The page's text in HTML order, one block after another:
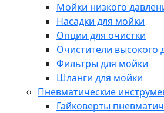
Мойки низкого
Насадки для мойки
Опции для очистки
Очистители высокого
Фильтры для мойки
Шланги для мойки
Пневматические
Гайковерты